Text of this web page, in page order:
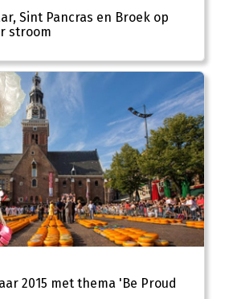
Sint Pancras en Broek op
stroom
2015 met thema 'Be Proud